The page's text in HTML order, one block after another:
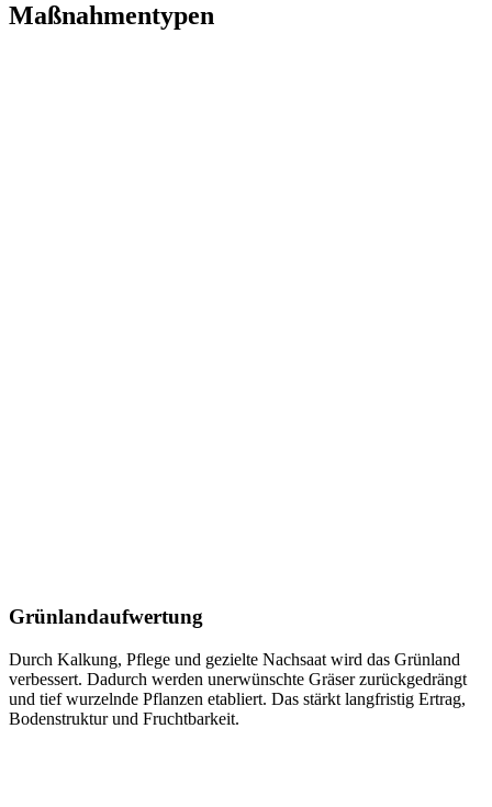
Maßnahmentypen
Grünlandaufwertung
Durch Kalkung, Pflege und gezielte Nachsaat wird das Grünland
verbessert. Dadurch werden unerwünschte Gräser zurückgedrängt
und tief wurzelnde Pflanzen etabliert. Das stärkt langfristig Ertrag,
Bodenstruktur und Fruchtbarkeit.